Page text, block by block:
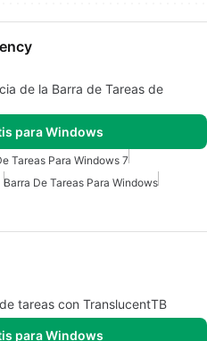
de la Barra de Tareas de
para Windows
Tareas Para Windows 7
Barra De Tareas Para Windows
tareas con TranslucentTB
para Windows